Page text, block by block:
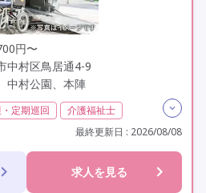
円〜
中村区鳥居通4-9
中村公園、本陣
定期巡回
介護福祉士
交通費支給
歴不問 定年なし
車通勤可
最終更新日 : 2026/08/08
求人を見る